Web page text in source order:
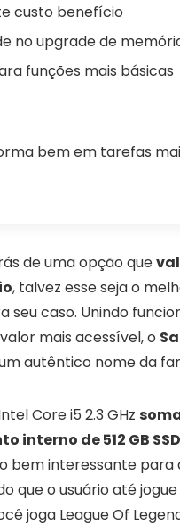
custo benefício
no upgrade de
funções mais básicas
bem em tarefas
de uma opção que
, talvez esse seja o
seu caso. Unindo
mais acessível, o
autêntico nome da
Core i5 2.3 GHz
interno de 512 GB SSD
bem interessante para
que o usuário até
joga League Of